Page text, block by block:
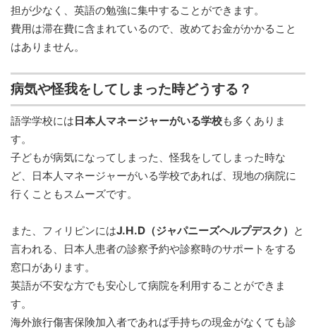
担が少なく、英語の勉強に集中することができます。
費用は滞在費に含まれているので、改めてお金がかかること
はありません。
病気や怪我をしてしまった時どうする？
語学学校には日本人マネージャーがいる学校も多くありま
す。
子どもが病気になってしまった、怪我をしてしまった時な
ど、日本人マネージャーがいる学校であれば、現地の病院に
行くこともスムーズです。
また、フィリピンにはJ.H.D（ジャパニーズヘルプデスク） と
言われる、日本人患者の診察予約や診察時のサポートをする
窓口があります。
英語が不安な方でも安心して病院を利用することができま
す。
海外旅行傷害保険加入者であれば手持ちの現金がなくても診